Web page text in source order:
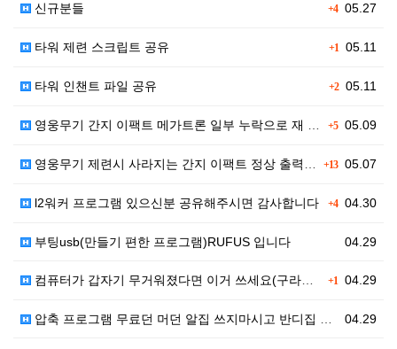
+405.27
신규분들
+1 05.11
타워 제련 스크립트 공유
+205.11
타워 인챈트 파일 공유
+505.09
영웅무기 간지 이팩트 메가트론 일부 누락으로 재 업로드…
+1305.07
영웅무기 제련시 사라지는 간지 이팩트 정상 출력 파일 …
+404.30
l2워커 프로그램 있으신분 공유해주시면 감사합니다
04.29
부팅usb(만들기 편한 프로그램)RUFUS 입니다
+1 04.29
컴퓨터가 갑자기 무거워졌다면 이거 쓰세요(구라제거기)
04.29
압축 프로그램 무료던 머던 알집 쓰지마시고 반디집 쓰세…